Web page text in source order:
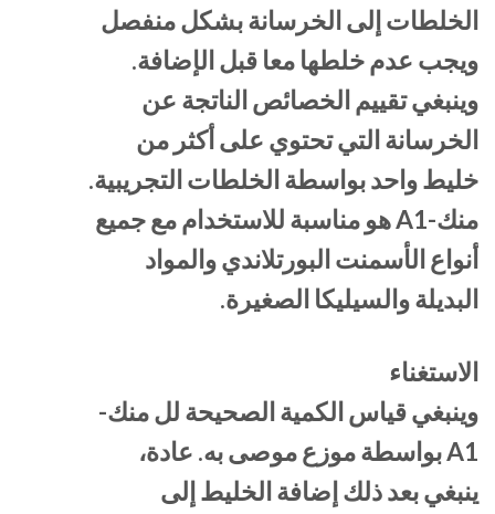
الخلطات إلى الخرسانة بشكل منفصل
ويجب عدم خلطها معا قبل الإضافة.
وينبغي تقييم الخصائص الناتجة عن
الخرسانة التي تحتوي على أكثر من
خليط واحد بواسطة الخلطات التجريبية.
منك-A1 هو مناسبة للاستخدام مع جميع
أنواع الأسمنت البورتلاندي والمواد
البديلة والسيليكا الصغيرة.
الاستغناء
وينبغي قياس الكمية الصحيحة لل منك-
A1 بواسطة موزع موصى به. عادة،
ينبغي بعد ذلك إضافة الخليط إلى